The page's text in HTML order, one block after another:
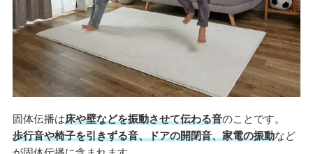
固体伝播は床や壁などを振動させて伝わる音のことです。
歩行音や椅子を引きずる音、ドアの開閉音、家電の振動など